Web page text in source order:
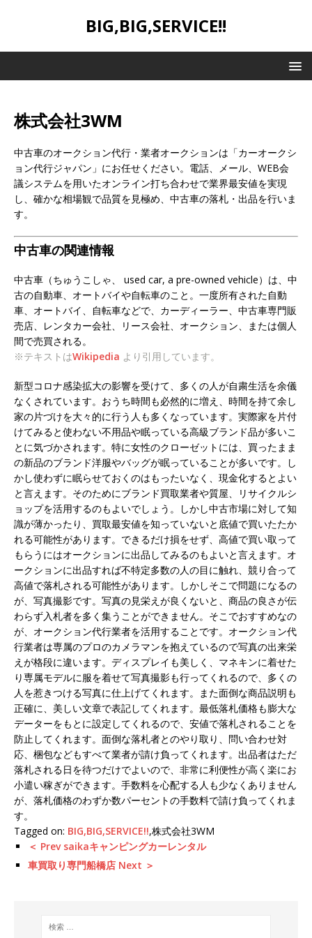
BIG,BIG,SERVICE!!
株式会社3WM
中古車のオークション代行・業者オークションは「カーオークシ
ョン代行ジャパン」にお任せください。電話、メール、WEB会
議システムを用いたオンライン打ち合わせで業界最安値を実現
し、確かな相場観で品質を見極め、中古車の落札・出品を行いま
す。
中古車の関連情報
中古車（ちゅうこしゃ、 used car, a pre-owned vehicle）は、中
古の自動車、オートバイや自転車のこと。一度所有された自動
車、オートバイ、自転車などで、カーディーラー、中古車専門販
売店、レンタカー会社、リース会社、オークション、または個人
間で売買される。
※テキストはWikipedia より引用しています。
新型コロナ感染拡大の影響を受けて、多くの人が自粛生活を余儀
なくされています。おうち時間も必然的に増え、時間を持て余し
家の片づけを大々的に行う人も多くなっています。実際家を片付
けてみると使わない不用品や眠っている高級ブランド品が多いこ
とに気づかされます。特に女性のクローゼットには、買ったまま
の新品のブランド洋服やバッグが眠っていることが多いです。し
かし使わずに眠らせておくのはもったいなく、現金化するとよい
と言えます。そのためにブランド買取業者や質屋、リサイクルシ
ョップを活用するのもよいでしょう。しかし中古市場に対して知
識が薄かったり、買取最安値を知っていないと底値で買いたたか
れる可能性があります。できるだけ損をせず、高値で買い取って
もらうにはオークションに出品してみるのもよいと言えます。オ
ークションに出品すれば不特定多数の人の目に触れ、競り合って
高値で落札される可能性があります。しかしそこで問題になるの
が、写真撮影です。写真の見栄えが良くないと、商品の良さが伝
わらず入札者を多く集うことができません。そこでおすすめなの
が、オークション代行業者を活用することです。オークション代
行業者は専属のプロのカメラマンを抱えているので写真の出来栄
えが格段に違います。ディスプレイも美しく、マネキンに着せた
り専属モデルに服を着せて写真撮影も行ってくれるので、多くの
人を惹きつける写真に仕上げてくれます。また面倒な商品説明も
正確に、美しい文章で表記してくれます。最低落札価格も膨大な
データーをもとに設定してくれるので、安値で落札されることを
防止してくれます。面倒な落札者とのやり取り、問い合わせ対
応、梱包などもすべて業者が請け負ってくれます。出品者はただ
落札される日を待つだけでよいので、非常に利便性が高く楽にお
小遣い稼ぎができます。手数料を心配する人も少なくありません
が、落札価格のわずか数パーセントの手数料で請け負ってくれま
す。
Tagged on: BIG,BIG,SERVICE!!,株式会社3WM
＜ Prev saikaキャンピングカーレンタル
車買取り専門船橋店 Next ＞